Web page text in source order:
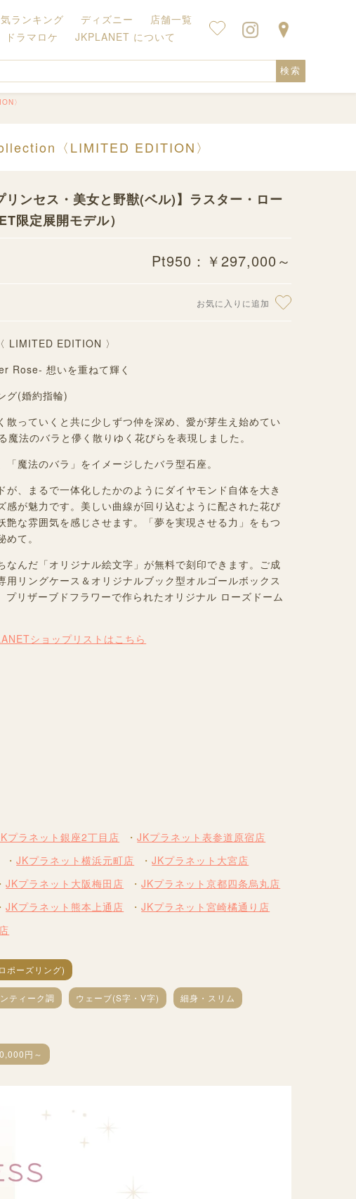
ランキング ディズニー
店舗一覧
ドラマロケ JKPLANET について
検索
〉
〈LIMITED EDITION〉
リンセス・美女と野獣(ベル)】ラスター・ロー
限定展開モデル）
Pt950：￥297,000～
お気に入りに追加
EDITION 〉
Rose- 想いを重ねて輝く
グ(婚約指輪)
散っていくと共に少しずつ仲を深め、愛が芽生え始めてい
魔法のバラと儚く散りゆく花びらを表現しました。
魔法のバラ」をイメージしたバラ型石座。
が、まるで一体化したかのようにダイヤモンド自体を大き
感が魅力です。美しい曲線が回り込むように配された花び
艶な雰囲気を感じさせます。「夢を実現させる力」をもつ
て。
なんだ「オリジナル絵文字」が無料で刻印できます。ご成
用リングケース＆オリジナルブック型オルゴールボックス
プリザーブドフラワーで作られたオリジナル ローズドーム
ショップリストはこちら
プラネット銀座2丁目店
JKプラネット表参道原宿店
JKプラネット横浜元町店
JKプラネット大宮店
JKプラネット大阪梅田店
JKプラネット京都四条烏丸店
JKプラネット熊本上通店
JKプラネット宮崎橘通り店
ポーズリング)
ティーク調 ウェーブ(S字・V字) 細身・スリム
円～